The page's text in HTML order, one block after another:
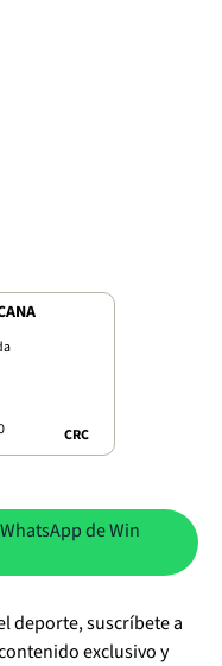
CRC
de Win
deporte, suscríbete a
exclusivo y